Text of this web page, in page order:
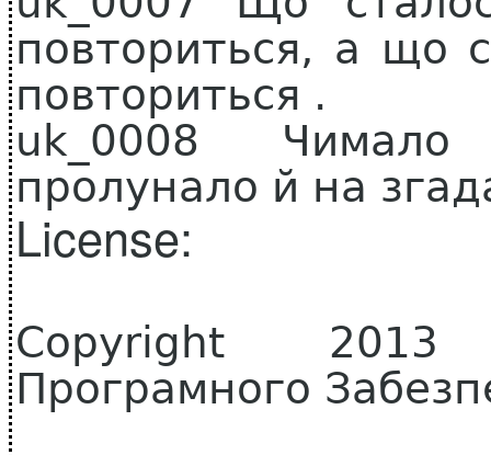
повториться, а що
повториться .
uk_0008 Чимало
пролунало й на
License:
Copyright 2013
Програмного